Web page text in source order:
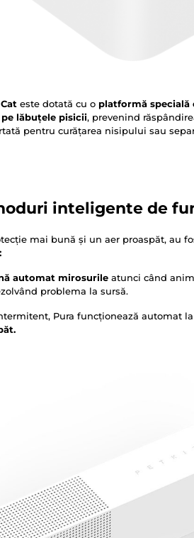
este dotată cu o platformă specială
lăbuțele pisicii, prevenind
pentru curățarea nisipului sau
inteligente de
mai bună și un aer proaspăt, au
automat mirosurile atunci când
problema la sursă.
Pura funcționează automat